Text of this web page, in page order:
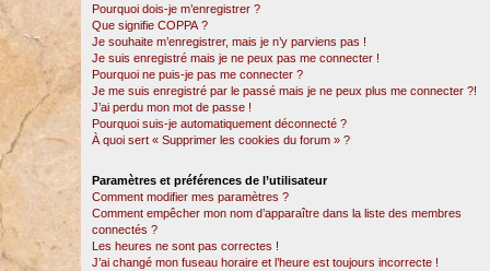
Pourquoi dois-je m’enregistrer ?
Que signifie COPPA ?
Je souhaite m’enregistrer, mais je n’y parviens pas !
Je suis enregistré mais je ne peux pas me connecter !
Pourquoi ne puis-je pas me connecter ?
Je me suis enregistré par le passé mais je ne peux plus me connecter ?!
J’ai perdu mon mot de passe !
Pourquoi suis-je automatiquement déconnecté ?
À quoi sert « Supprimer les cookies du forum » ?
Paramètres et préférences de l’utilisateur
Comment modifier mes paramètres ?
Comment empêcher mon nom d’apparaître dans la liste des membres
connectés ?
Les heures ne sont pas correctes !
J’ai changé mon fuseau horaire et l’heure est toujours incorrecte !